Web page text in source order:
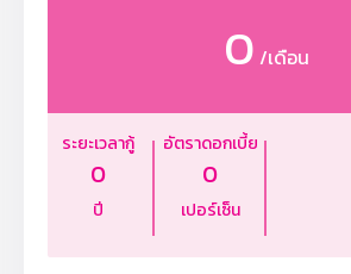
0 /เดือน
ระยะเวลากู้
0
ปี
อัตราดอกเบี้ย
0
เปอร์เซ็น